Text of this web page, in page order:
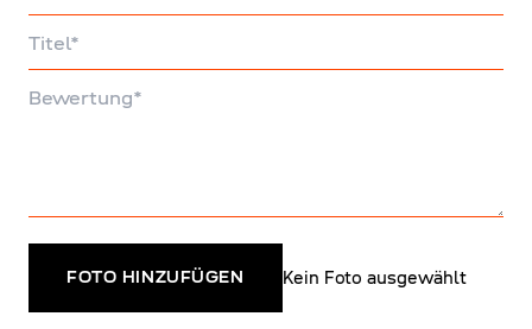
FOTO HINZUFÜGEN Kein Foto ausgewählt